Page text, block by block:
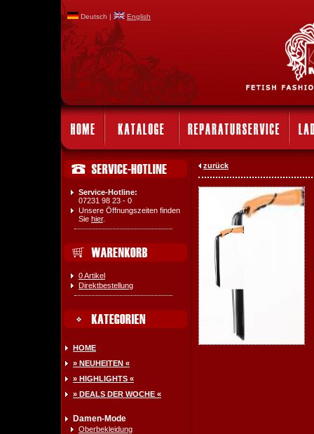
Deutsch | English
Service-Hotline:
07231 98 23 - 0
Unsere Öffnungszeiten finden
Sie hier.
0 Artikel
Direktbestellung
HOME
» NEUHEITEN «
» HIGHLIGHTS «
» DEALS DER WOCHE «
Damen-Mode
Oberbekleidung
zurück
Weitere Bilder: